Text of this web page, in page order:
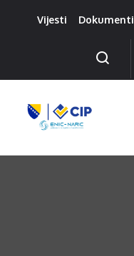
Vijesti Dokumenti